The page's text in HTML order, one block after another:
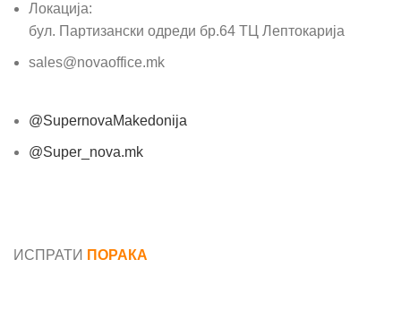
Локација:
бул. Партизански одреди бр.64 ТЦ Лептокарија
sales@novaoffice.mk
@SupernovaMakedonija
@Super_nova.mk
ИСПРАТИ ПОРАКА